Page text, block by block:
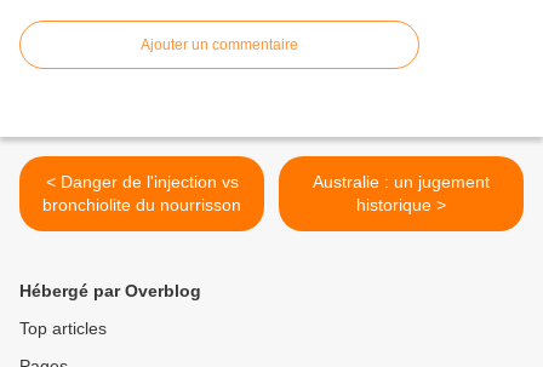
Ajouter un commentaire
< Danger de l'injection vs
bronchiolite du nourrisson
Australie : un jugement
historique >
Hébergé par Overblog
Top articles